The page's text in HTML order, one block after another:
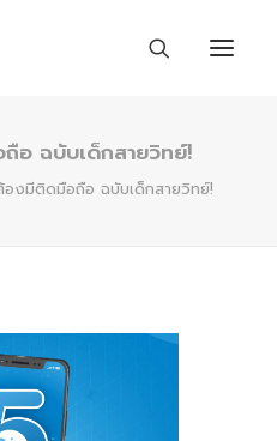
อ ฉบับเด็กสายวิทย์!
งมีติดมือถือ ฉบับเด็กสายวิทย์!